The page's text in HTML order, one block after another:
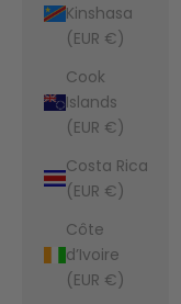
Kinshasa
(EUR €)
Cook
Islands
(EUR €)
Costa Rica
(EUR €)
Côte
d’Ivoire
(EUR €)